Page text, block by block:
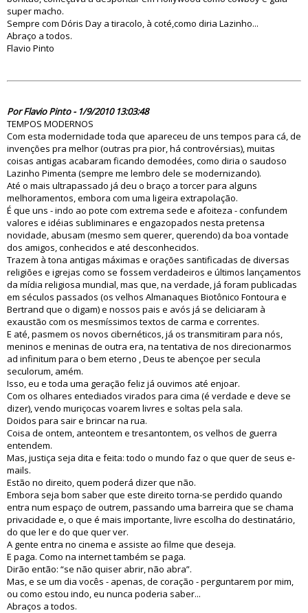
super macho.
Sempre com Dóris Day a tiracolo, à coté,como diria Lazinho...
Abraço a todos.
Flavio Pinto
Por Flavio Pinto - 1/9/2010 13:03:48
TEMPOS MODERNOS
Com esta modernidade toda que apareceu de uns tempos para cá, de
invenções pra melhor (outras pra pior, há controvérsias), muitas
coisas antigas acabaram ficando demodées, como diria o saudoso
Lazinho Pimenta (sempre me lembro dele se modernizando).
Até o mais ultrapassado já deu o braço a torcer para alguns
melhoramentos, embora com uma ligeira extrapolação.
É que uns - indo ao pote com extrema sede e afoiteza - confundem
valores e idéias subliminares e engazopados nesta pretensa
novidade, abusam (mesmo sem querer, querendo) da boa vontade
dos amigos, conhecidos e até desconhecidos.
Trazem à tona antigas máximas e orações santificadas de diversas
religiões e igrejas como se fossem verdadeiros e últimos lançamentos
da mídia religiosa mundial, mas que, na verdade, já foram publicadas
em séculos passados (os velhos Almanaques Biotônico Fontoura e
Bertrand que o digam) e nossos pais e avós já se deliciaram à
exaustão com os mesmíssimos textos de carma e correntes.
E até, pasmem os novos cibernéticos, já os transmitiram para nós,
meninos e meninas de outra era, na tentativa de nos direcionarmos
ad infinitum para o bem eterno , Deus te abençoe per secula
seculorum, amém.
Isso, eu e toda uma geração feliz já ouvimos até enjoar.
Com os olhares entediados virados para cima (é verdade e deve se
dizer), vendo muriçocas voarem livres e soltas pela sala.
Doidos para sair e brincar na rua.
Coisa de ontem, anteontem e tresantontem, os velhos de guerra
entendem.
Mas, justiça seja dita e feita: todo o mundo faz o que quer de seus e-
mails.
Estão no direito, quem poderá dizer que não.
Embora seja bom saber que este direito torna-se perdido quando
entra num espaço de outrem, passando uma barreira que se chama
privacidade e, o que é mais importante, livre escolha do destinatário,
do que ler e do que quer ver.
A gente entra no cinema e assiste ao filme que deseja.
E paga. Como na internet também se paga.
Dirão então: “se não quiser abrir, não abra”.
Mas, e se um dia vocês - apenas, de coração - perguntarem por mim,
ou como estou indo, eu nunca poderia saber...
Abraços a todos.